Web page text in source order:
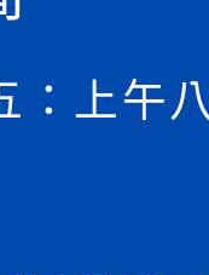
：上午